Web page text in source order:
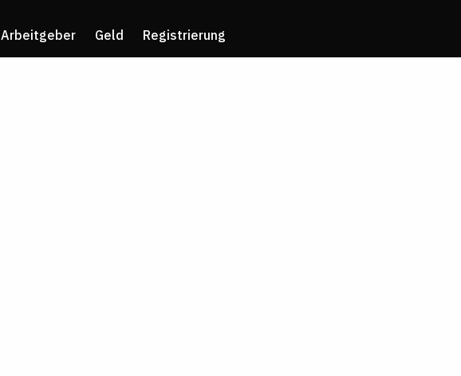
Arbeitgeber Geld Registrierung